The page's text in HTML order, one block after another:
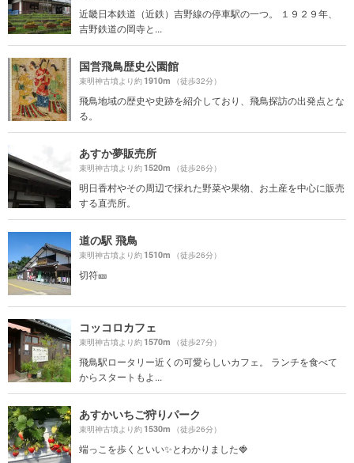
近畿日本鉄道（近鉄）吉野線の停車駅の一つ。 １９２９年、
吉野鉄道の岡寺と...
国営飛鳥歴史公園館
束明神古墳より約1910m （徒歩32分）
飛鳥地域の歴史や史跡を紹介しており、飛鳥探訪の出発点とな
る。
あすか夢販売所
束明神古墳より約1520m （徒歩26分）
明日香村やその周辺で採れた野菜や果物、お土産を中心に販売
する直売所。
道の駅 飛鳥
束明神古墳より約1510m （徒歩26分）
切符🎫
コッコロカフェ
束明神古墳より約1570m （徒歩27分）
飛鳥駅ロータリー近くの可愛らしいカフェ。 ランチを食べて
からスタートもよ...
あすかいちご狩りパーク
束明神古墳より約1530m （徒歩26分）
端っこを歩くといい✨とわかりました🍓